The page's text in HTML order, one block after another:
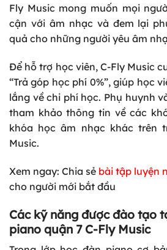
Fly Music mong muốn mọi
cận với âm nhạc và đem lại
quả cho những người yêu âm
Để hỗ trợ học viên, C-Fly Music
“Trả góp học phí 0%”, giúp học
lắng về chi phí học. Phụ huynh
tham khảo thông tin về các
khóa học âm nhạc khác trên
Music.
Xem ngay: Chia sẻ bài tập luyện
cho người mới bắt đầu
Các kỹ năng được đào tạo
piano quận 7 C-Fly Music